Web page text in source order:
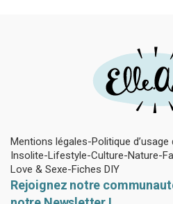
Mentions légales Politique
Insolite Lifestyle Culture Nature
Love & Sexe Fiches DIY
Rejoignez notre